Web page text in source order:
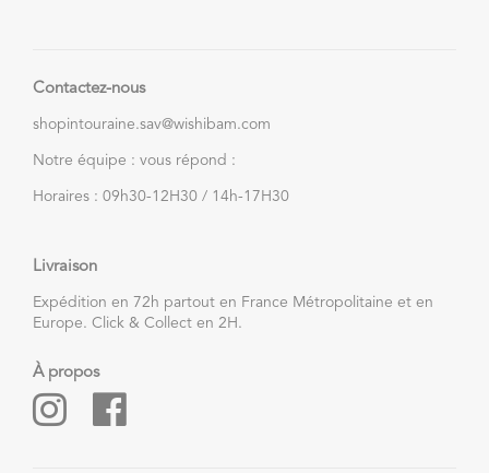
Contactez-nous
shopintouraine.sav@wishibam.com
Notre équipe : vous répond :
Horaires : 09h30-12H30 / 14h-17H30
Livraison
Expédition en 72h partout en France Métropolitaine et en
Europe. Click & Collect en 2H.
À propos